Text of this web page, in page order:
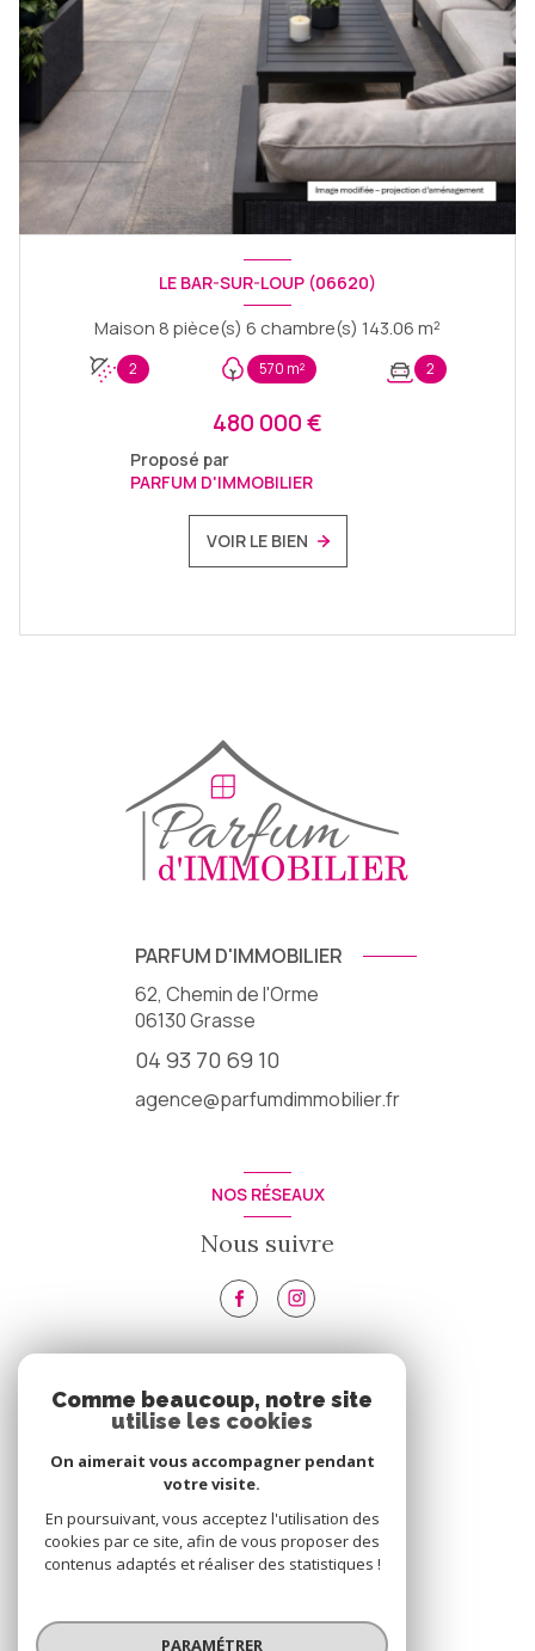
LE BAR-SUR-LOUP (06620)
Maison 8 pièce(s) 6 chambre(s) 143.06 m²
2 570 m² 2
480 000 €
Proposé par
PARFUM D'IMMOBILIER
VOIR LE BIEN
PARFUM D'IMMOBILIER
62, Chemin de l'Orme
06130Grasse
04 93 70 69 10
agence@parfumdimmobilier.fr
NOS RÉSEAUX
Nous suivre
VOTRE ESPACE
Espace propriétaire
© 2026 | Tous droits réservés
Comme beaucoup, notre site
utilise les cookies
On aimerait vous accompagner pendant
votre visite.
En poursuivant, vous acceptez l'utilisation des
cookies par ce site, afin de vous proposer des
contenus adaptés et réaliser des statistiques !
PARAMÉTRER